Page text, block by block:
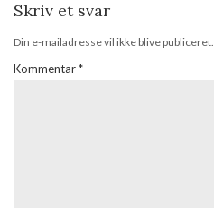
Skriv et svar
Din e-mailadresse vil ikke blive publiceret.
Kommentar*